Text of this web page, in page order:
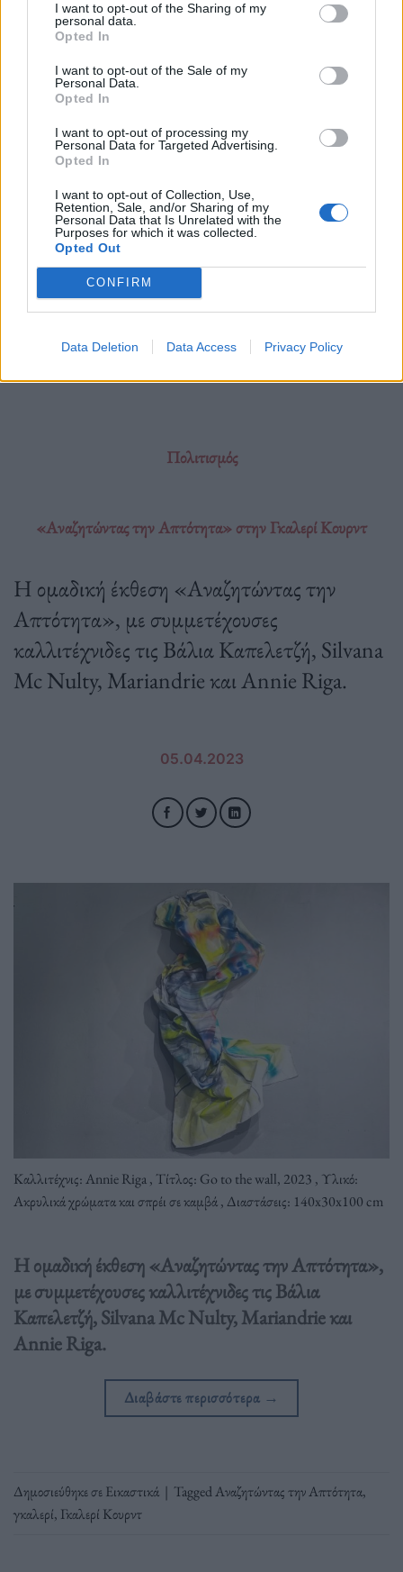
I want to opt-out of the Sharing of my
personal data.
Opted In
I want to opt-out of the Sale of my
Personal Data.
Opted In
I want to opt-out of processing my
Personal Data for Targeted Advertising.
Opted In
I want to opt-out of Collection, Use,
Retention, Sale, and/or Sharing of my
Personal Data that Is Unrelated with the
Purposes for which it was collected.
Opted Out
CONFIRM
Data Deletion Data Access Privacy Policy
«Πέρασα κάθε μέρα αγκαλιάζοντας λουλούδια»
Διαβάστε περισσότερα
Εικαστικά,Έκθεση,Νέα Υόρκη
Πολιτισμός
«Αναζητώντας την Απτότητα» στην Γκαλερί Κουρντ
Η ομαδική έκθεση «Αναζητώντας την
Απτότητα», με συμμετέχουσες
καλλιτέχνιδες τις Βάλια Καπελετζή, Silvana
Mc Nulty, Mariandrie και Annie Riga.
05.04.2023
Καλλιτέχνις: Annie Riga , Τίτλος: Go to the wall, 2023 , Υλικό:
Ακρυλικά χρώματα και σπρέι σε καμβά , Διαστάσεις: 140x30x100 cm
Η ομαδική έκθεση «Αναζητώντας την Απτότητα»,
με συμμετέχουσες καλλιτέχνιδες τις Βάλια
Καπελετζή, Silvana Mc Nulty, Mariandrie και
Annie Riga.
Διαβάστε περισσότερα →
Δημοσιεύθηκε σεΕικαστικά | TaggedΑναζητώντας την Απτότητα,
γκαλερί, Γκαλερί Κουρντ